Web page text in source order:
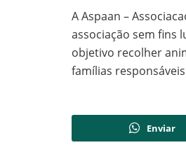
A Aspaan –
associação sem fins
objetivo recolher
famílias
Enviar